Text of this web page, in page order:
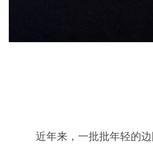
近年来，一批批年轻的